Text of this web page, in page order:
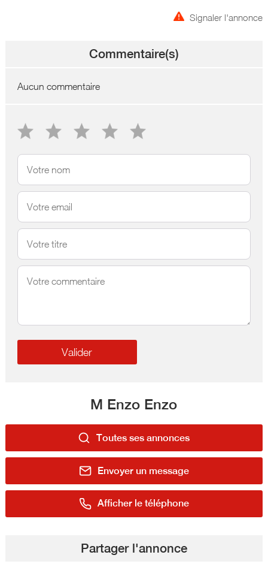
Signaler l'annonce
Commentaire(s)
Aucun commentaire
M Enzo Enzo
Toutes ses annonces
Envoyer un message
Afficher le téléphone
Partager l'annonce